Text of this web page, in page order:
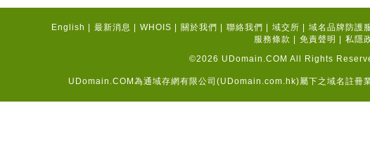
English 最新消息 WHOIS 關於我們 聯絡我們 域交所
域名品牌防護
服務條款
免責聲明
私隱
©2026 UDomain.COM All Rights
UDomain.COM為通域存網有限公司(UDomain.com.hk)屬下之域名註冊